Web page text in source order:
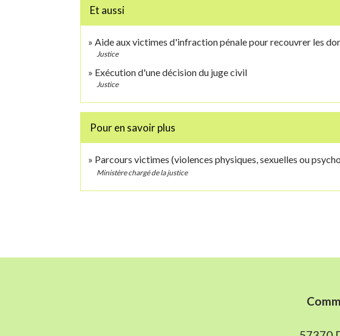
Et aussi
Aide aux victimes d'infraction pénale pour recouvrer les
Justice
Exécution d'une décision du juge civil
Justice
Pour en savoir plus
Parcours victimes (violences physiques, sexuelles ou
Ministère chargé de la justice